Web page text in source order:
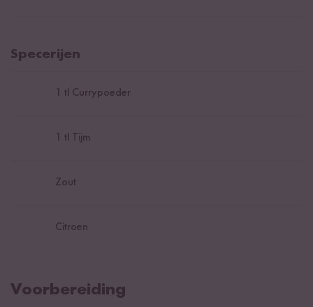
Specerijen
1 tl Currypoeder
1 tl Tijm
Zout
Citroen
Voorbereiding